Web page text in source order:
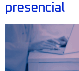
presencial